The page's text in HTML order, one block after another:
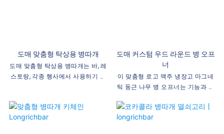
도매 맞춤형 탁상용 병따개
도매 맞춤형 탁상용 병따개는 바, 레
스토랑, 각종 행사에서 사용하기 적
성을 더할 수 있습니다. 내구성이 뛰
어난 소재로 제작된 이 병따개는 로
도매 커스텀 우드 라운드 병 오프
너
이 맞춤형 로고 맥주 냉장고 마그네
틱 둥근 나무 병 오프너는 기능과 개
능한 로고를 결합합니다. 강한 자석
을 사용하면 금속 표면에 편리하게